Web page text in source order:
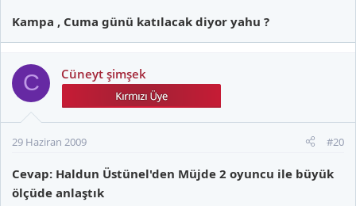
Kampa , Cuma günü katılacak diyor yahu ?
C Cüneyt şimşek
29 Haziran 2009 #20
Cevap: Haldun Üstünel'den Müjde 2 oyuncu ile büyük
ölçüde anlaştık